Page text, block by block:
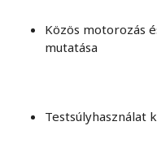
Közös motorozás
mutatása
Testsúlyhasználat